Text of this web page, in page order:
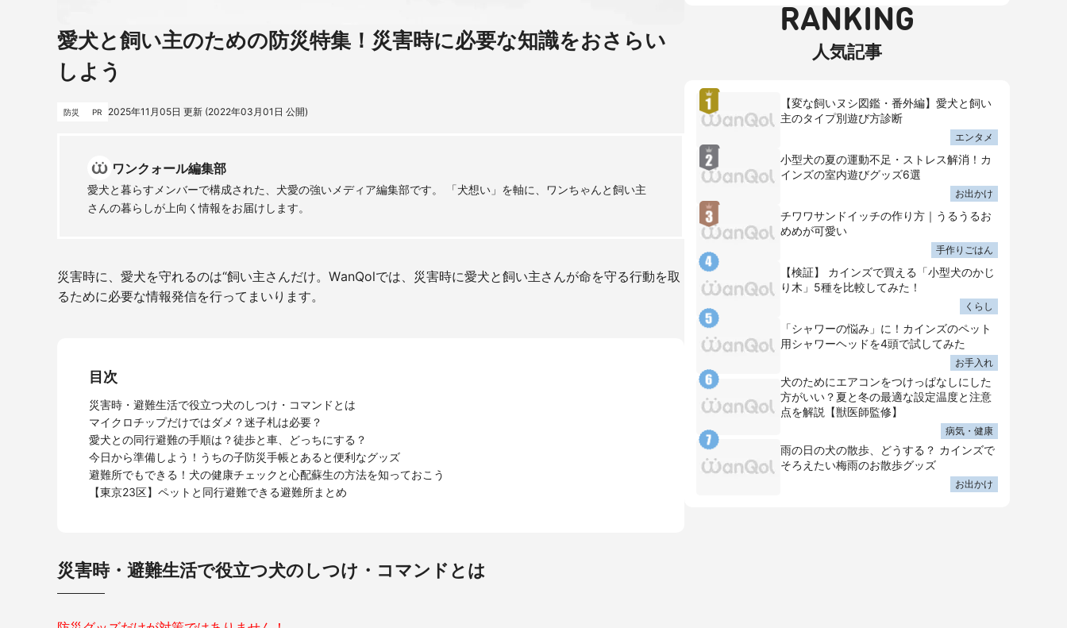
愛犬と飼い主のための防災特集！災害時に必要な知識をおさらい
しよう
防災 PR 2025年11月05日 更新 (2022年03月01日 公開)
ワンクォール編集部
愛犬と暮らすメンバーで構成された、犬愛の強いメディア編集部です。 「犬想い」を軸に、ワンちゃんと飼い主
さんの暮らしが上向く情報をお届けします。
災害時に、愛犬を守れるのは“飼い主さんだけ。 WanQolでは、災害時に愛犬と飼い主さんが命を守る行動を取
るために必要な情報発信を行ってまいります。
目次
災害時・避難生活で役立つ犬のしつけ・コマンドとは
マイクロチップだけではダメ？迷子札は必要？
愛犬との同行避難の手順は？徒歩と車、どっちにする？
今日から準備しよう！うちの子防災手帳とあると便利なグッズ
避難所でもできる！犬の健康チェックと心配蘇生の方法を知っておこう
【東京23区】ペットと同行避難できる避難所まとめ
災害時・避難生活で役立つ犬のしつけ・コマンドとは
RANKING
人気記事
【変な飼いヌシ図鑑・番外編】愛犬と飼い
主のタイプ別遊び方診断
エンタメ
小型犬の夏の運動不足・ストレス解消！カ
インズの室内遊びグッズ6選
お出かけ
チワワサンドイッチの作り方｜うるうるお
めめが可愛い
手作りごはん
【検証】 カインズで買える「小型犬のかじ
り木」5種を比較してみた！
くらし
「シャワーの悩み」に！カインズのペット
用シャワーヘッドを4頭で試してみた
お手入れ
犬のためにエアコンをつけっぱなしにした
方がいい？夏と冬の最適な設定温度と注意
点を解説【獣医師監修】
病気・健康
雨の日の犬の散歩、どうする？ カインズで
そろえたい梅雨のお散歩グッズ
お出かけ